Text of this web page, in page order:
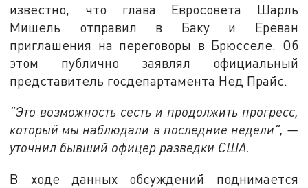
известно, что глава Евросовета Шарль
Мишель отправил в Баку и Ереван
приглашения на переговоры в Брюсселе. Об
этом публично заявлял официальный
представитель госдепартамента Нед Прайс.
"Это возможность сесть и продолжить прогресс,
который мы наблюдали в последние недели", —
уточнил бывший офицер разведки США.
В ходе данных обсуждений поднимается